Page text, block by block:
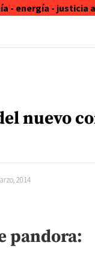
- energía - justicia
nuevo
2014
pandora: